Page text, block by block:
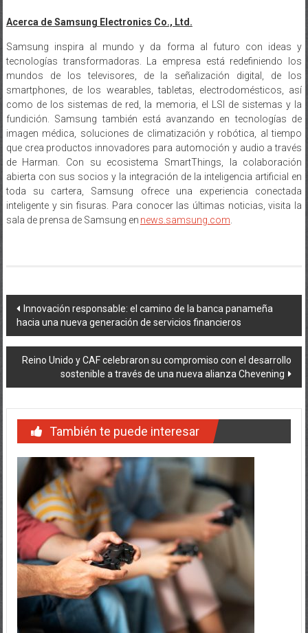
Acerca de Samsung Electronics Co., Ltd.
Samsung inspira al mundo y da forma al futuro con ideas y
tecnologías transformadoras. La empresa está redefiniendo los
mundos de los televisores, de la señalización digital, de los
smartphones, de los wearables, tabletas, electrodomésticos, así
como de los sistemas de red, la memoria, el LSI de sistemas y la
fundición. Samsung también está avanzando en tecnologías de
imagen médica, soluciones de climatización y robótica, al tiempo
que crea productos innovadores para automoción y audio a través
de Harman. Con su ecosistema SmartThings, la colaboración
abierta con sus socios y la integración de la inteligencia artificial en
toda su cartera, Samsung ofrece una experiencia conectada
inteligente y sin fisuras. Para conocer las últimas noticias, visita la
sala de prensa de Samsung en news.samsung.com
Navegación
de
entradas
Innovación responsable: el camino de la banca panameña
hacia una nueva generación de servicios financieros
Reino Unido y CAF celebraron su compromiso con el desarrollo
sostenible a través de una nueva alianza Chevening
También te puede interesar